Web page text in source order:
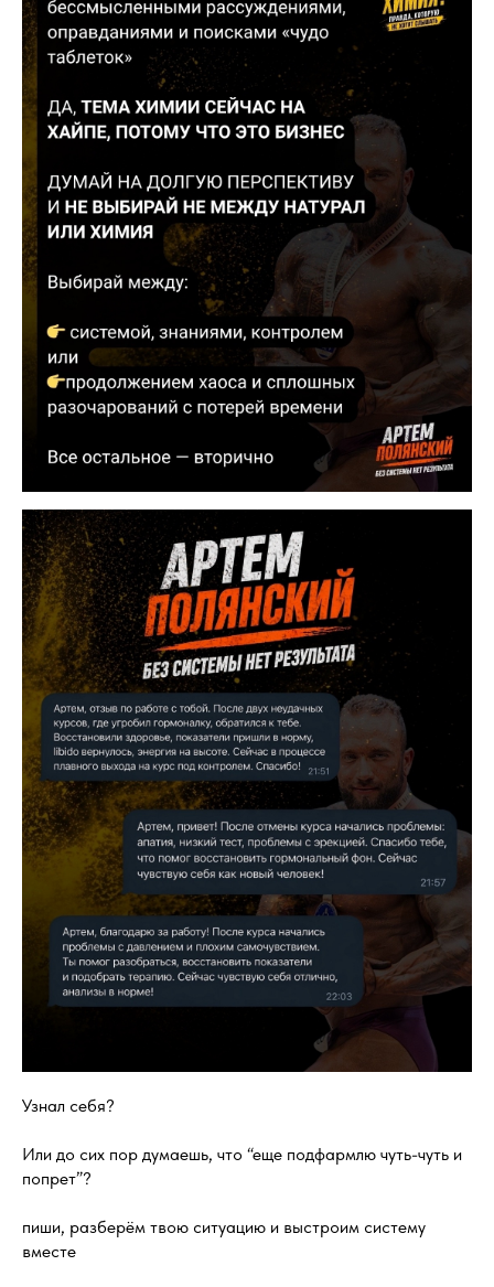
Узнал себя?
Или до сих пор думаешь, что “еще подфармлю чуть-чуть и
попрет”?
пиши, разберём твою ситуацию и выстроим систему
вместе